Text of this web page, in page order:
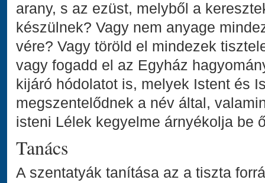
arany, s az ezüst, melyből a
készülnek? Vagy nem anyage
vére? Vagy töröld el mindezek
vagy fogadd el az Egyház
kijáró hódolatot is, melyek Istent és
megszentelődnek a név által,
isteni Lélek kegyelme árnyékolja be
Tanács
A szentatyák tanítása az a tiszta